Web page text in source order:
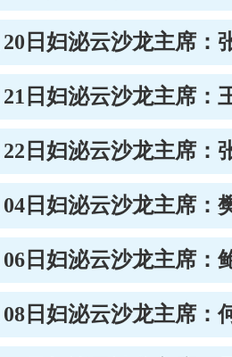
20日妇泌云沙龙主席：
21日妇泌云沙龙主席：
22日妇泌云沙龙主席：
04日妇泌云沙龙主席：
06日妇泌云沙龙主席：
08日妇泌云沙龙主席：